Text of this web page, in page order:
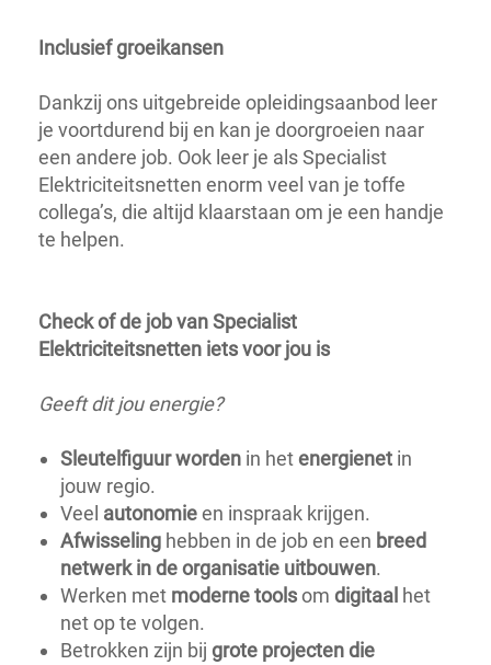
Inclusief groeikansen
Dankzij ons uitgebreide opleidingsaanbod leer
je voortdurend bij en kan je doorgroeien naar
een andere job. Ook leer je als Specialist
Elektriciteitsnetten enorm veel van je toffe
collega’s, die altijd klaarstaan om je een handje
te helpen.
Check of de job van Specialist
Elektriciteitsnetten iets voor jou is
Geeft dit jou energie?
Sleutelfiguur worden in hetenergienet in
jouw regio.
Veel autonomieen inspraak krijgen.
Afwisseling hebben in de job en een breed
netwerk in de organisatie uitbouwen.
Werken met moderne toolsom digitaal het
net op te volgen.
Betrokken zijn bij grote projecten die